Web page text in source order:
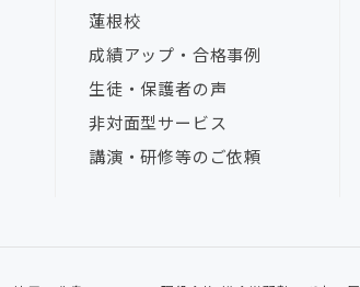
蓮根校
成績アップ・合格事例
生徒・保護者の声
非対面型サービス
講演・研修等のご依頼